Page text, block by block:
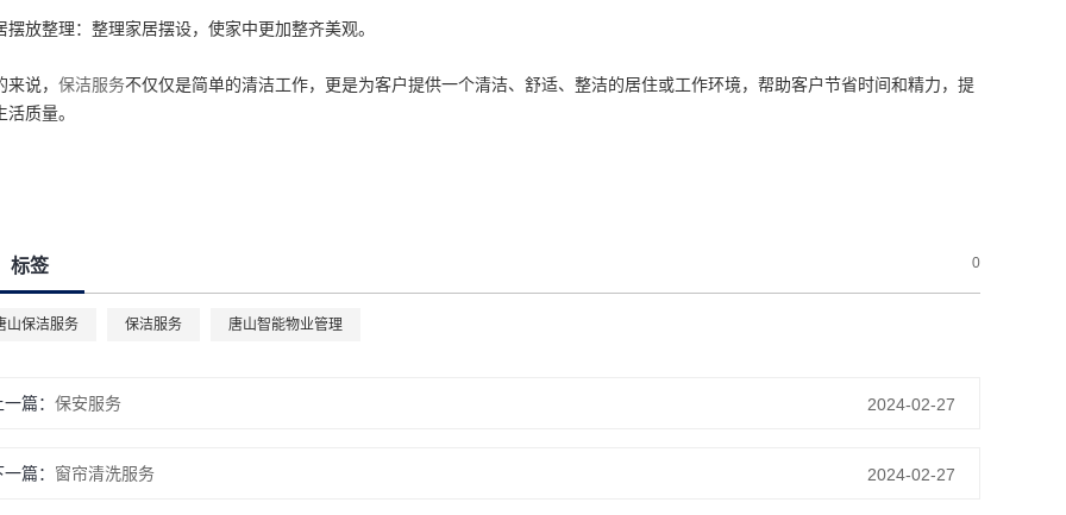
摆放整理：整理家居摆设，使家中更加整齐美观。
来说， 保洁服务不仅仅是简单的清洁工作，更是为客户提供一个清洁、舒适、整洁的居住或工作环境，帮助客户节省时间和精力，提
活质量。
标签 0
山保洁服务 保洁服务 唐山智能物业管理
一篇： 保安服务 2024-02-27
篇： 窗帘清洗服务 2024-02-27